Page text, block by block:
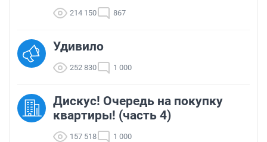
214 150 867
Удивило
252 830 1 000
Дискус! Очередь на покупку
квартиры! (часть 4)
157 518 1 000